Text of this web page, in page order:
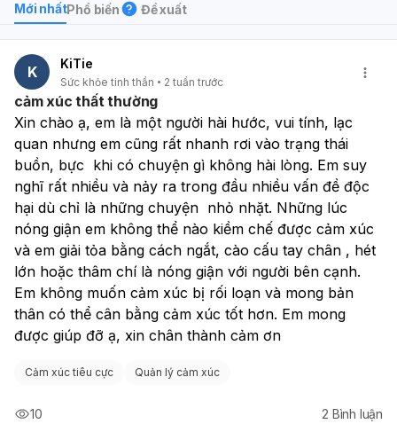
Mới nhấtPhổ biến Đề xuất
K KiTie
Sức khỏe tinh thần 2 tuần trước
cảm xúc thất thường
Xin chào ạ, em là một người hài hước, vui tính, lạc
quan nhưng em cũng rất nhanh rơi vào trạng thái
buồn, bực  khi có chuyện gì không hài lòng. Em suy
nghĩ rất nhiều và nảy ra trong đầu nhiều vấn đề độc
hại dù chỉ là những chuyện  nhỏ nhặt. Những lúc
nóng giận em không thể nào kiềm chế được cảm xúc
và em giải tỏa bằng cách ngắt, cào cấu tay chân , hét
lớn hoặc thâm chí là nóng giận với người bên cạnh.
Em không muốn cảm xúc bị rối loạn và mong bản
thân có thể cân bằng cảm xúc tốt hơn. Em mong
được giúp đỡ ạ, xin chân thành cảm ơn
Cảm xúc tiêu cực Quản lý cảm xúc
10 2 Bình luận